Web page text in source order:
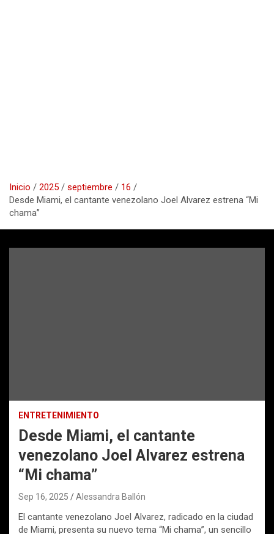
Inicio 2025 septiembre
16
Desde Miami, el cantante venezolano Joel Alvarez estrena “Mi
chama”
ENTRETENIMIENTO
Desde Miami, el cantante
venezolano Joel Alvarez estrena
“Mi chama”
Sep 16, 2025 Alessandra Ballón
El cantante venezolano Joel Alvarez, radicado en la ciudad
de Miami, presenta su nuevo tema “Mi chama”, un sencillo